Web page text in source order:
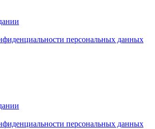
персональных данных
персональных данных